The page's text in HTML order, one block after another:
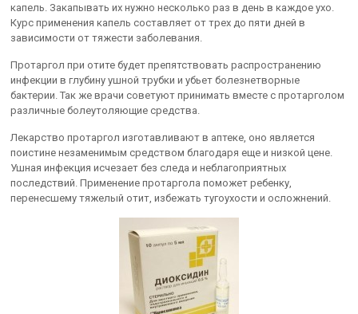
капель. Закапывать их нужно несколько раз в день в каждое ухо.
Курс применения капель составляет от трех до пяти дней в
зависимости от тяжести заболевания.
Протаргол при отите будет препятствовать распространению
инфекции в глубину ушной трубки и убьет болезнетворные
бактерии. Так же врачи советуют принимать вместе с протарголом
различные болеутоляющие средства.
Лекарство протаргол изготавливают в аптеке, оно является
поистине незаменимым средством благодаря еще и низкой цене.
Ушная инфекция исчезает без следа и неблагоприятных
последствий. Применение протаргола поможет ребенку,
перенесшему тяжелый отит, избежать тугоухости и осложнений.